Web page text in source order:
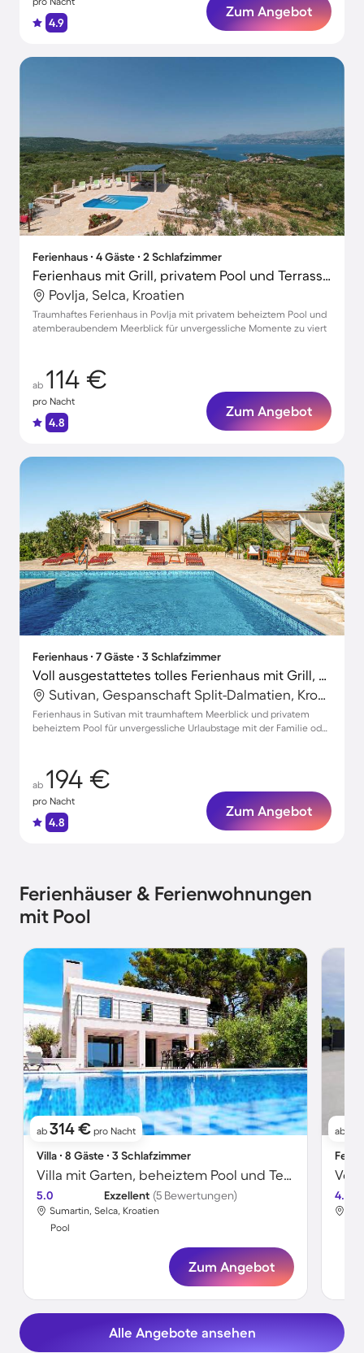
4.9
Zum Angebot
Ferienhaus ∙ 4 Gäste ∙ 2 Schlafzimmer
Ferienhaus mit Grill, privatem Pool und Terrasse | Naturblick
Povlja, Selca, Kroatien
Traumhaftes Ferienhaus in Povlja mit privatem beheiztem Pool und
atemberaubendem Meerblick für unvergessliche Momente zu viert
ab 114 €
pro Nacht
4.8
Zum Angebot
Ferienhaus ∙ 7 Gäste ∙ 3 Schlafzimmer
Voll ausgestattetes tolles Ferienhaus mit Grill, privatem Pool und Terrasse | Panoramablick | Haustierfreundlich
Sutivan, Gespanschaft Split-Dalmatien, Kroatien
Ferienhaus in Sutivan mit traumhaftem Meerblick und privatem
beheiztem Pool für unvergessliche Urlaubstage mit der Familie oder
ab 194 €
pro Nacht
4.8
Zum Angebot
Ferienhäuser & Ferienwohnungen
mit Pool
ab 314 € pro Nacht
Villa ∙ 8 Gäste ∙ 3 Schlafzimmer
Villa mit Garten, beheiztem Pool und Terrasse
5.0 Exzellent (5 Bewertungen)
Sumartin, Selca, Kroatien
Pool
Zum Angebot
ab
4.7
Alle Angebote ansehen